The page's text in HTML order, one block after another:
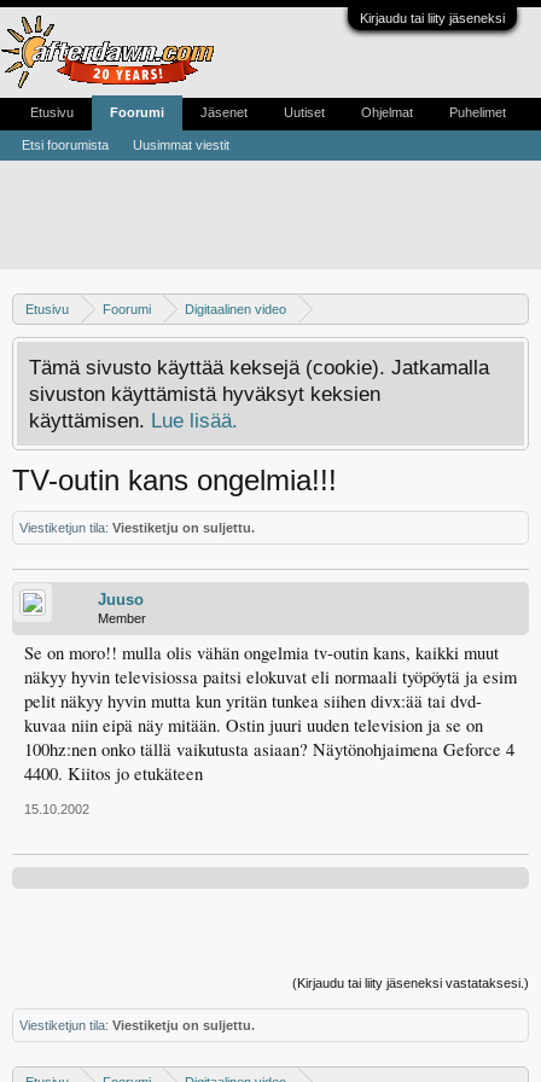
Kirjaudu tai liity jäseneksi
Etusivu Foorumi
Digitaalinen video
Digivideo-ongelmat ja -keskustelu
Tämä sivusto käyttää keksejä (cookie). Jatkamalla
sivuston käyttämistä hyväksyt keksien
käyttämisen. Lue lisää.
TV-outin kans ongelmia!!!
Viestiketjun tila: Viestiketju on suljettu.
Juuso
Member
Se on moro!! mulla olis vähän ongelmia tv-outin kans, kaikki muut
näkyy hyvin televisiossa paitsi elokuvat eli normaali työpöytä ja esim
pelit näkyy hyvin mutta kun yritän tunkea siihen divx:ää tai dvd-
kuvaa niin eipä näy mitään. Ostin juuri uuden television ja se on
100hz:nen onko tällä vaikutusta asiaan? Näytönohjaimena Geforce 4
4400. Kiitos jo etukäteen
15.10.2002
(Kirjaudu tai liity jäseneksi vastataksesi.)
Viestiketjun tila: Viestiketju on suljettu.
Etusivu Foorumi
Etsi foorumista Uusimmat viestit
Jäsenet Uutiset Ohjelmat Puhelimet